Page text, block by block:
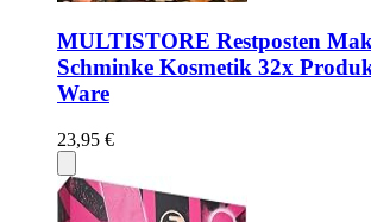
MULTISTORE Restposten
Schminke Kosmetik 32x
Ware
23,95 €